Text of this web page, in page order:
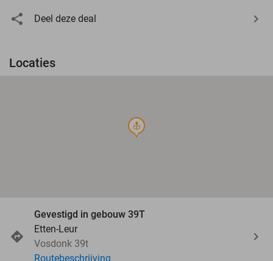
Deel deze deal
Locaties
course
Gevestigd in gebouw 39T
Etten-Leur
Vosdonk 39t
Routebeschrijving